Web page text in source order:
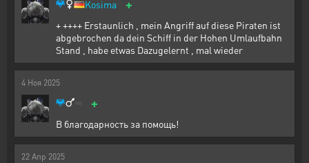
Kosima +
+ ++++ Erstaunlich , mein Angriff auf diese Piraten ist
abgebrochen da dein Schiff in der Hohen Umlaufbahn
Stand , habe etwas Dazugelernt , mal wieder
4 Ноя 2025
+
В благодарность за помощь!
22 Апр 2025